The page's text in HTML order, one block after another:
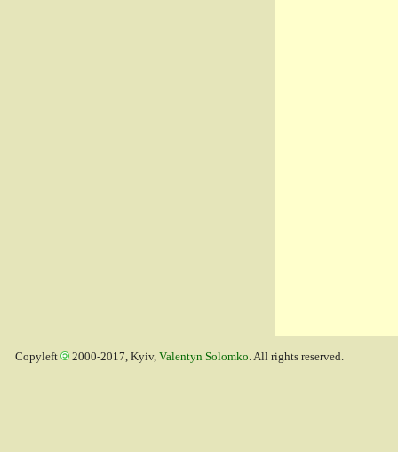
Copyleft 2000-2017, Kyiv, Valentyn Solomko. All rights reserved.